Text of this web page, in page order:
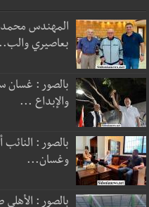
المهندس محمد
بعاصيري
بالصور : غسان
والإبداع ...
بالصور :
وغسان...
بالصور :